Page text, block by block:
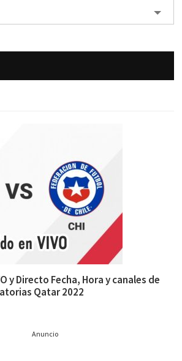
y Directo Fecha, Hora y canales de
Qatar 2022
Anuncio